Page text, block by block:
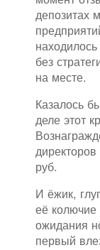
депозитах
без
на месте.
Казалось
деле этот
руб.
И ёжик,
её
ожидания
первый